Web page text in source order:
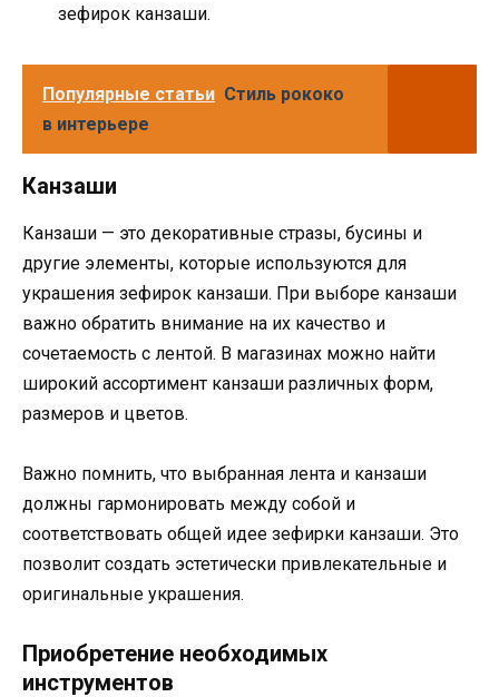
зефирок канзаши.
Популярные статьи Стиль рококо
в интерьере
Канзаши
Канзаши — это декоративные стразы, бусины и
другие элементы, которые используются для
украшения зефирок канзаши. При выборе канзаши
важно обратить внимание на их качество и
сочетаемость с лентой. В магазинах можно найти
широкий ассортимент канзаши различных форм,
размеров и цветов.
Важно помнить, что выбранная лента и канзаши
должны гармонировать между собой и
соответствовать общей идее зефирки канзаши. Это
позволит создать эстетически привлекательные и
оригинальные украшения.
Приобретение необходимых
инструментов